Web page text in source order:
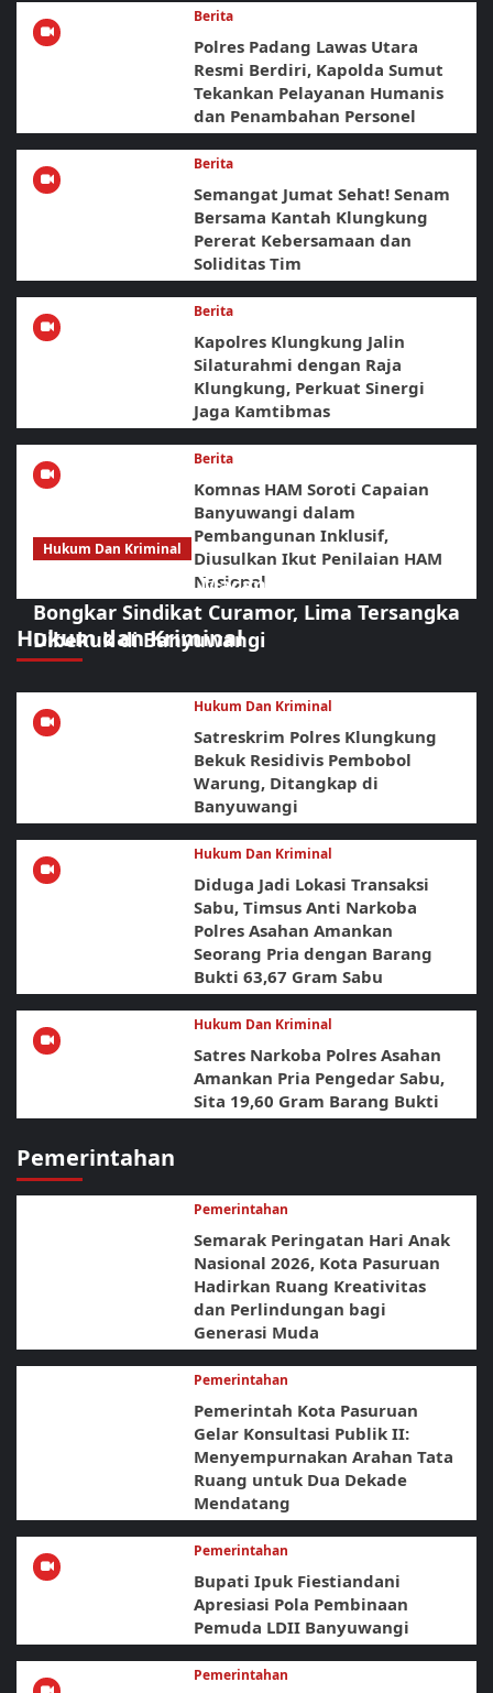
Berita
Polres Padang Lawas Utara
Resmi Berdiri, Kapolda Sumut
Tekankan Pelayanan Humanis
dan Penambahan Personel
Berita
Semangat Jumat Sehat! Senam
Bersama Kantah Klungkung
Pererat Kebersamaan dan
Soliditas Tim
Berita
Kapolres Klungkung Jalin
Silaturahmi dengan Raja
Klungkung, Perkuat Sinergi
Jaga Kamtibmas
Berita
Komnas HAM Soroti Capaian
Banyuwangi dalam
Pembangunan Inklusif,
Diusulkan Ikut Penilaian HAM
Nasional
Hukum dan Kriminal
Hukum Dan Kriminal
Sikat Habis! URC Macan Blambangan
Bongkar Sindikat Curamor, Lima Tersangka
Dibekuk di Banyuwangi
Hukum Dan Kriminal
Satreskrim Polres Klungkung
Bekuk Residivis Pembobol
Warung, Ditangkap di
Banyuwangi
Hukum Dan Kriminal
Diduga Jadi Lokasi Transaksi
Sabu, Timsus Anti Narkoba
Polres Asahan Amankan
Seorang Pria dengan Barang
Bukti 63,67 Gram Sabu
Hukum Dan Kriminal
Satres Narkoba Polres Asahan
Amankan Pria Pengedar Sabu,
Sita 19,60 Gram Barang Bukti
Pemerintahan
Pemerintahan
Semarak Peringatan Hari Anak
Nasional 2026, Kota Pasuruan
Hadirkan Ruang Kreativitas
dan Perlindungan bagi
Generasi Muda
Pemerintahan
Pemerintah Kota Pasuruan
Gelar Konsultasi Publik II:
Menyempurnakan Arahan Tata
Ruang untuk Dua Dekade
Mendatang
Pemerintahan
Bupati Ipuk Fiestiandani
Apresiasi Pola Pembinaan
Pemuda LDII Banyuwangi
Pemerintahan